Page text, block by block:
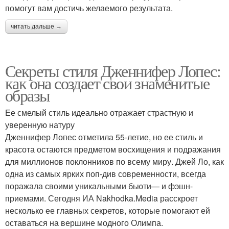
помогут вам достичь желаемого результата.
читать дальше →
Секреты стиля Дженнифер Лопес:
как она создает свои знаменитые
образы
Ее смелый стиль идеально отражает страстную и
уверенную натуру
Дженнифер Лопес отметила 55-летие, но ее стиль и
красота остаются предметом восхищения и подражания
для миллионов поклонников по всему миру. Джей Ло, как
одна из самых ярких поп-див современности, всегда
поражала своими уникальными бьюти— и фэшн-
приемами. Сегодня ИА Nakhodka.Media расскроет
несколько ее главных секретов, которые помогают ей
оставаться на вершине модного Олимпа.